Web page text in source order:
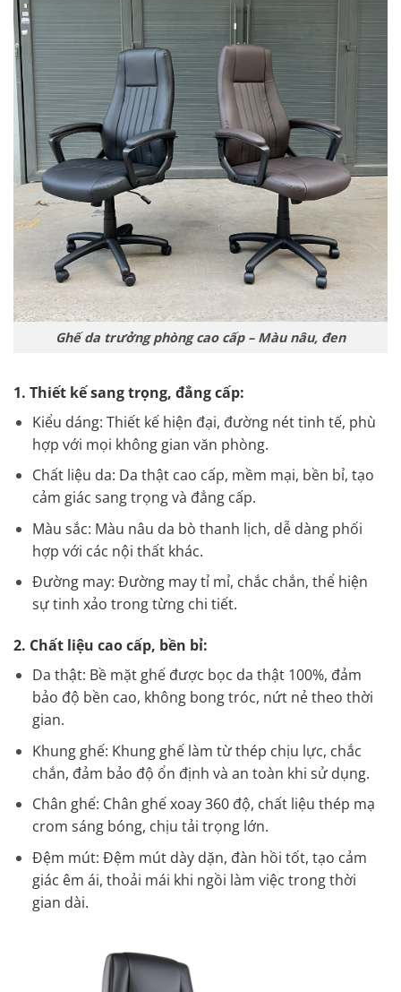
Ghế da trưởng phòng cao cấp – Màu nâu, đen
1. Thiết kế sang trọng, đẳng cấp:
Kiểu dáng: Thiết kế hiện đại, đường nét tinh tế, phù
hợp với mọi không gian văn phòng.
Chất liệu da: Da thật cao cấp, mềm mại, bền bỉ, tạo
cảm giác sang trọng và đẳng cấp.
Màu sắc: Màu nâu da bò thanh lịch, dễ dàng phối
hợp với các nội thất khác.
Đường may: Đường may tỉ mỉ, chắc chắn, thể hiện
sự tinh xảo trong từng chi tiết.
2. Chất liệu cao cấp, bền bỉ:
Da thật: Bề mặt ghế được bọc da thật 100%, đảm
bảo độ bền cao, không bong tróc, nứt nẻ theo thời
gian.
Khung ghế: Khung ghế làm từ thép chịu lực, chắc
chắn, đảm bảo độ ổn định và an toàn khi sử dụng.
Chân ghế: Chân ghế xoay 360 độ, chất liệu thép mạ
crom sáng bóng, chịu tải trọng lớn.
Đệm mút: Đệm mút dày dặn, đàn hồi tốt, tạo cảm
giác êm ái, thoải mái khi ngồi làm việc trong thời
gian dài.